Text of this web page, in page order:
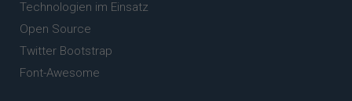
Technologien im Einsatz
Open Source
Twitter Bootstrap
Font-Awesome